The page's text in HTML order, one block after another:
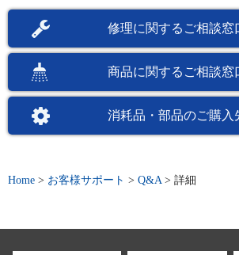
修理に関するご相談窓
商品に関するご相談窓
消耗品・部品のご購入
Home > お客様サポート > Q&A > 詳細